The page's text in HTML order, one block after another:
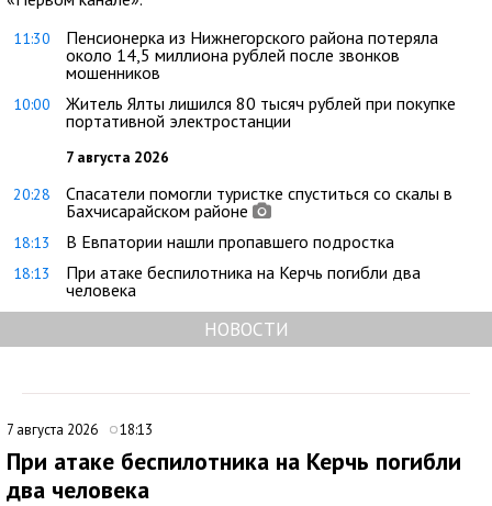
11:30
Пенсионерка из Нижнегорского района потеряла
около 14,5 миллиона рублей после звонков
мошенников
10:00
Житель Ялты лишился 80 тысяч рублей при покупке
портативной электростанции
7 августа 2026
20:28
Спасатели помогли туристке спуститься со скалы в
Бахчисарайском районе
18:13 В Евпатории нашли пропавшего подростка
18:13
При атаке беспилотника на Керчь погибли два
человека
НОВОСТИ
7 августа 2026 18:13
При атаке беспилотника на Керчь погибли
два человека